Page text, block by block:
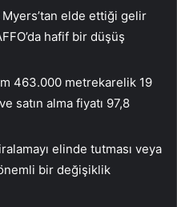
elde ettiği gelir
hafif bir düşüş
463.000 metrekarelik 19
satın alma fiyatı 97,8
elinde tutması veya
bir değişiklik